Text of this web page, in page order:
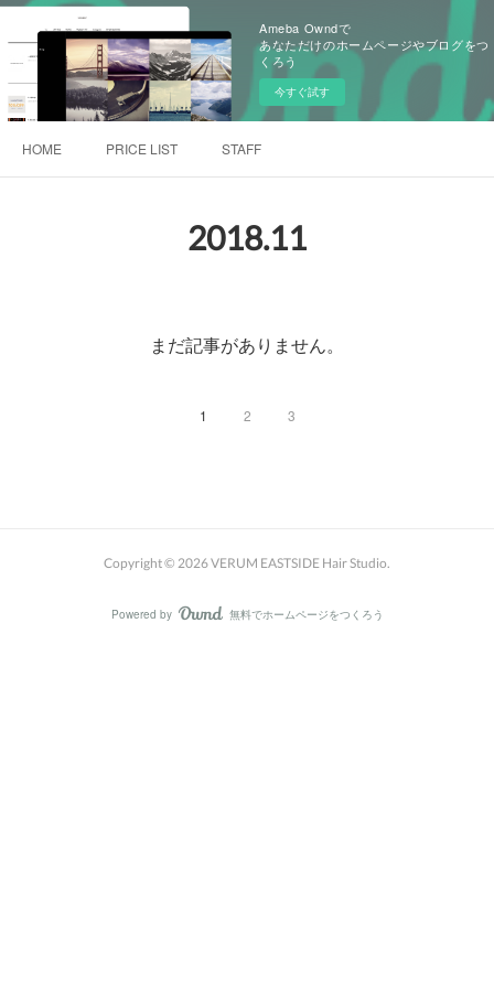
Ameba Owndで
あなただけのホームページやブログをつ
くろう
今すぐ試す
HOME PRICE LIST STAFF
2018.11
まだ記事がありません。
1 2 3
Copyright © 2026VERUM EASTSIDE Hair Studio.
Powered by AmebaOwnd
無料でホームページをつくろう